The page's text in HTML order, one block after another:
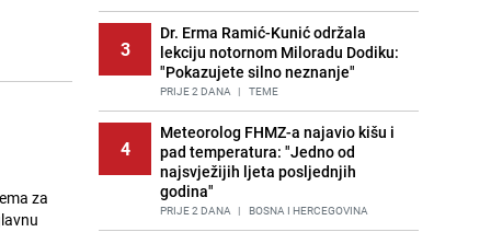
za
3
Dr. Erma Ramić-Kunić održala
lekciju notornom Miloradu Dodiku:
"Pokazujete silno neznanje"
PRIJE 2 DANA | TEME
4
Meteorolog FHMZ-a najavio kišu i
pad temperatura: "Jedno od
najsvježijih ljeta posljednjih
godina"
PRIJE 2 DANA | BOSNA I HERCEGOVINA